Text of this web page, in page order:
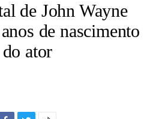
de John Wayne
de nascimento
do ator